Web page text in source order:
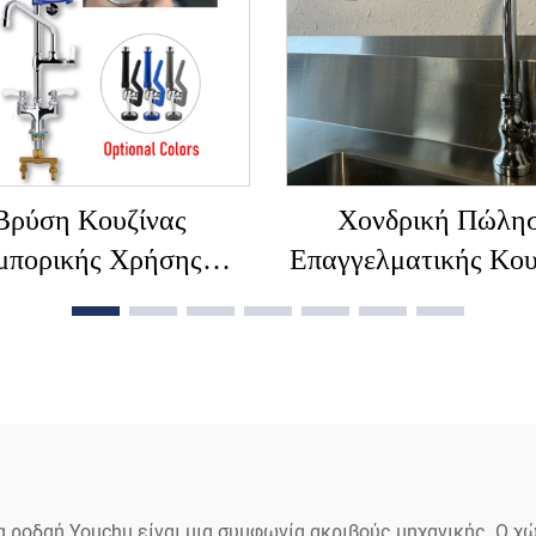
Βιομηχανική, για
Ξενοδοχεία
βαλβίδας,
ύψος, 2 τρύπες
Κουζίνας
Χρήσης
Ποιότητας 39\47\"
Χονδρική
Επαγγελματικής
Στροφική Βρύση